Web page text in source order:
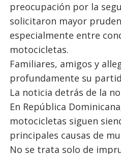
preocupación por la
solicitaron mayor
especialmente entre
motocicletas.
Familiares, amigos y
profundamente su
La noticia detrás de la
En República
motocicletas siguen
principales causas de
No se trata solo de